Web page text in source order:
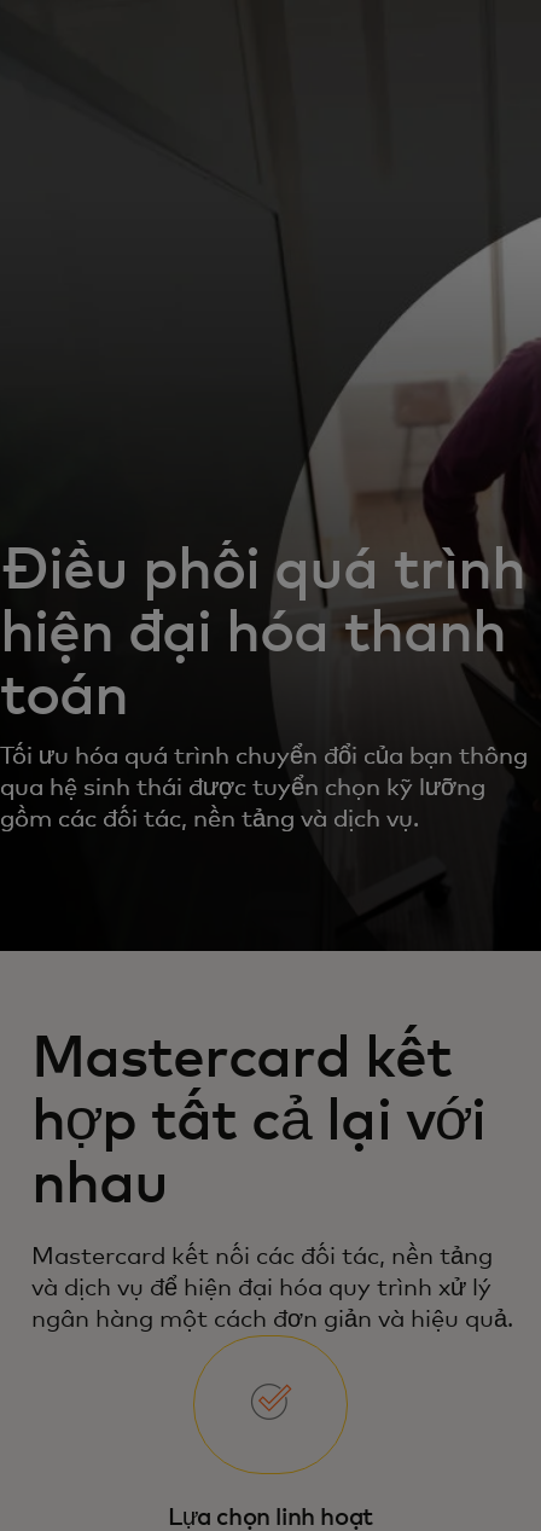
Điều phối quá trình
hiện đại hóa thanh
toán
Tối ưu hóa quá trình chuyển đổi của bạn thông
qua hệ sinh thái được tuyển chọn kỹ lưỡng
gồm các đối tác, nền tảng và dịch vụ.
Mastercard kết
hợp tất cả lại với
nhau
Mastercard kết nối các đối tác, nền tảng
và dịch vụ để hiện đại hóa quy trình xử lý
ngân hàng một cách đơn giản và hiệu quả.
Lựa chọn linh hoạt